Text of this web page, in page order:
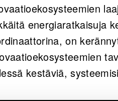
energiaratkaisuja
on
kestäviä,